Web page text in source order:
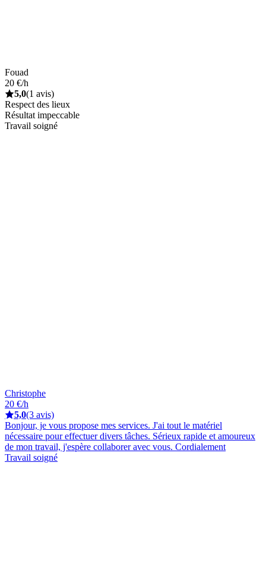
Fouad
20 €/h
5,0(1 avis)
Respect des lieux
Résultat impeccable
Travail soigné
Christophe
20 €/h
5,0(3 avis)
Bonjour, je vous propose mes services. J'ai tout le matériel
nécessaire pour effectuer divers tâches. Sérieux rapide et amoureux
de mon travail, j'espère collaborer avec vous. Cordialement
Travail soigné